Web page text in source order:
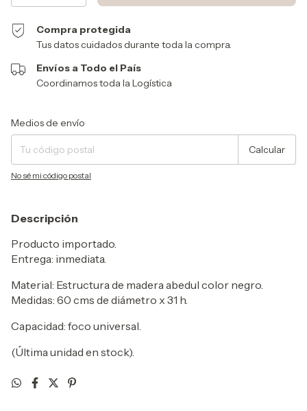
Compra protegida
Tus datos cuidados durante toda la compra.
Envíos a Todo el País
Coordinamos toda la Logística
Entregas para el CP:
Medios de envío
Calcular
No sé mi código postal
Descripción
Producto importado.
Entrega: inmediata.
Material: Estructura de madera abedul color negro.
Medidas: 60 cms de diámetro x 31 h.
Capacidad: foco universal.
(Última unidad en stock).